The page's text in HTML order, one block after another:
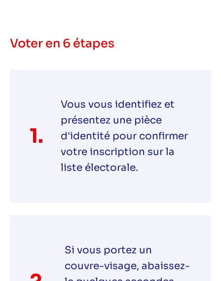
Voter en 6 étapes
1.
Vous vous identifiez et
présentez une pièce
d'identité pour confirmer
votre inscription sur la
liste électorale.
Si vous portez un
couvre-visage, abaissez-